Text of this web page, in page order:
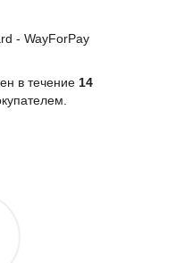
- WayForPay
в течение 14